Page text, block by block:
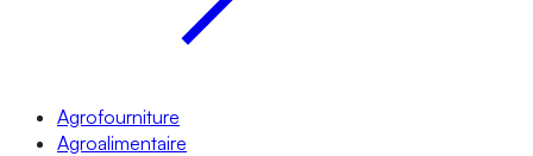
Agrofourniture
Agroalimentaire